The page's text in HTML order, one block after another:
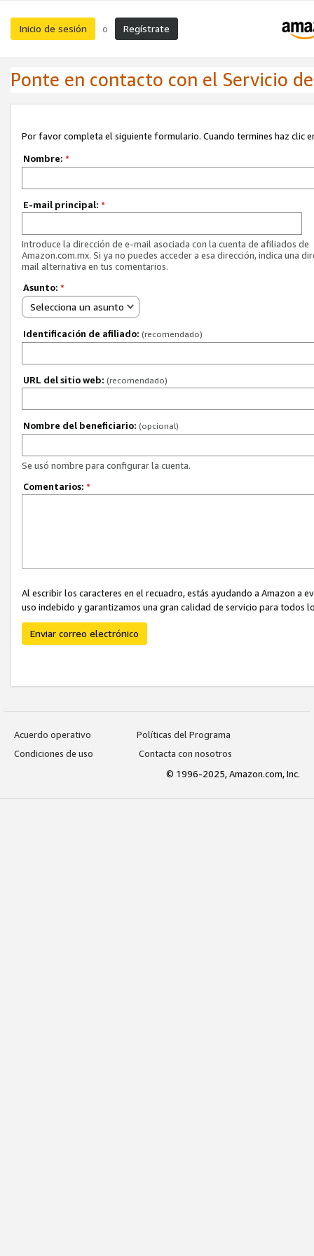
Inicio de sesión o Regístrate
Ponte en contacto con el Servicio
Por favor completa el siguiente formulario. Cuando termines haz clic
Nombre: *
E-mail principal: *
Introduce la dirección de e-mail asociada con la cuenta de afiliados de
Amazon.com.mx. Si ya no puedes acceder a esa dirección, indica una
mail alternativa en tus comentarios.
Asunto: *
Selecciona un asunto
Identificación de afiliado: (recomendado)
URL del sitio web: (recomendado)
Nombre del beneficiario: (opcional)
Se usó nombre para configurar la cuenta.
Comentarios: *
Al escribir los caracteres en el recuadro, estás ayudando a Amazon
uso indebido y garantizamos una gran calidad de servicio para todos
Enviar correo electrónico
Acuerdo operativo
Políticas del Programa
Condiciones de uso
Contacta con nosotros
© 1996-2025, Amazon.com, Inc.